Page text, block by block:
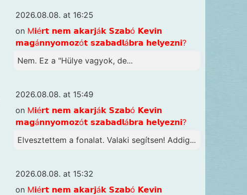
2026.08.08. at 16:25
on M𝗶é𝗿𝘁 𝗻𝗲𝗺 𝗮𝗸𝗮𝗿𝗷á𝗸 𝗦𝘇𝗮𝗯ó 𝗞𝗲𝘃𝗶𝗻
𝗺𝗮𝗴á𝗻𝗻𝘆𝗼𝗺𝗼𝘇ó𝘁 𝘀𝘇𝗮𝗯𝗮𝗱𝗹á𝗯𝗿𝗮 𝗵𝗲𝗹𝘆𝗲𝘇𝗻𝗶?
Nem. Ez a "Hülye vagyok, de...
2026.08.08. at 15:49
on M𝗶é𝗿𝘁 𝗻𝗲𝗺 𝗮𝗸𝗮𝗿𝗷á𝗸 𝗦𝘇𝗮𝗯ó 𝗞𝗲𝘃𝗶𝗻
𝗺𝗮𝗴á𝗻𝗻𝘆𝗼𝗺𝗼𝘇ó𝘁 𝘀𝘇𝗮𝗯𝗮𝗱𝗹á𝗯𝗿𝗮 𝗵𝗲𝗹𝘆𝗲𝘇𝗻𝗶?
Elvesztettem a fonalat. Valaki segítsen! Addig...
2026.08.08. at 15:32
on M𝗶é𝗿𝘁 𝗻𝗲𝗺 𝗮𝗸𝗮𝗿𝗷á𝗸 𝗦𝘇𝗮𝗯ó 𝗞𝗲𝘃𝗶𝗻